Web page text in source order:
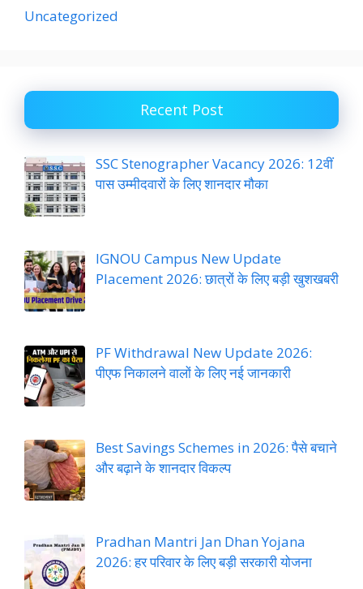
Uncategorized
Recent Post
SSC Stenographer Vacancy 2026: 12वीं
पास उम्मीदवारों के लिए शानदार मौका
IGNOU Campus New Update
Placement 2026: छात्रों के लिए बड़ी खुशखबरी
PF Withdrawal New Update 2026:
पीएफ निकालने वालों के लिए नई जानकारी
Best Savings Schemes in 2026: पैसे बचाने
और बढ़ाने के शानदार विकल्प
Pradhan Mantri Jan Dhan Yojana
2026: हर परिवार के लिए बड़ी सरकारी योजना